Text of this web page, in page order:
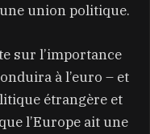
union politique.
sur l’importance
à l’euro – et
étrangère et
l’Europe ait une